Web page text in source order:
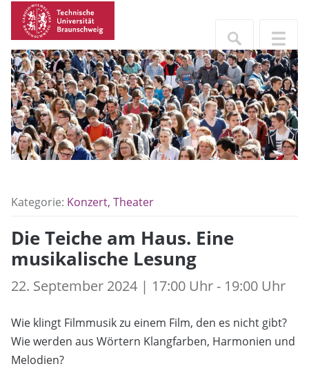
Kategorie: Konzert, Theater
Die Teiche am Haus. Eine
musikalische Lesung
22. September 2024 | 17:00 Uhr - 19:00 Uhr
Wie klingt Filmmusik zu einem Film, den es nicht gibt?
Wie werden aus Wörtern Klangfarben, Harmonien und
Melodien?